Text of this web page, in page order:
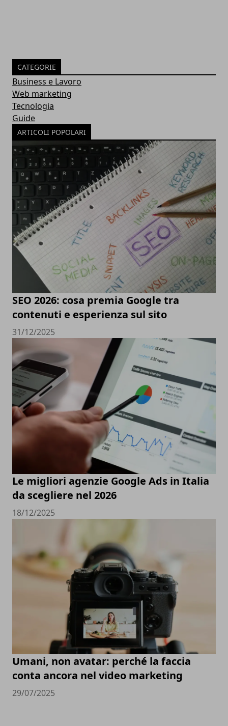
CATEGORIE
Business e Lavoro
Web marketing
Tecnologia
Guide
ARTICOLI POPOLARI
SEO 2026: cosa premia Google tra
contenuti e esperienza sul sito
31/12/2025
Le migliori agenzie Google Ads in Italia
da scegliere nel 2026
18/12/2025
Umani, non avatar: perché la faccia
conta ancora nel video marketing
29/07/2025